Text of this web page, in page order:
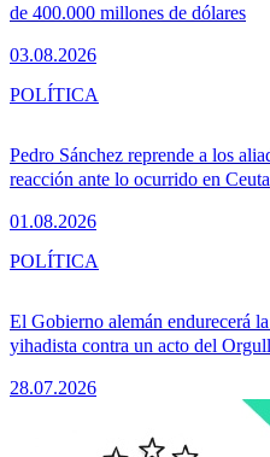
de 400.000 millones de dólares
03.08.2026
Pedro Sánchez reprende a los
reacción ante lo ocurrido en Ceuta
01.08.2026
POLÍTICA
El Gobierno alemán endurecerá
yihadista contra un acto del
28.07.2026
POLÍTICA